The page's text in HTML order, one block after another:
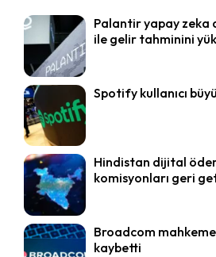
Palantir yapay zeka
ile gelir tahminini
Spotify kullanıcı
Hindistan dijital
komisyonları geri
Broadcom
kaybetti